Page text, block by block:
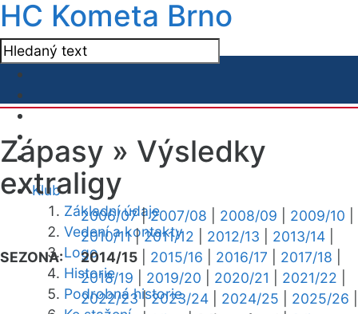
HC Kometa Brno
Klub
Základní údaje
Vedení a kontakty
Logo
Historie
Podrobná historie
Zápasy » Výsledky
extraligy
SEZONA:
2006/07|2007/08 2008/09 2009/10
2010/11|2011/12 2012/13 2013/14
2014/15
2015/16 2016/17 2017/18
2018/19
2019/20 2020/21 2021/22
2022/23|2023/24 2024/25 2025/26